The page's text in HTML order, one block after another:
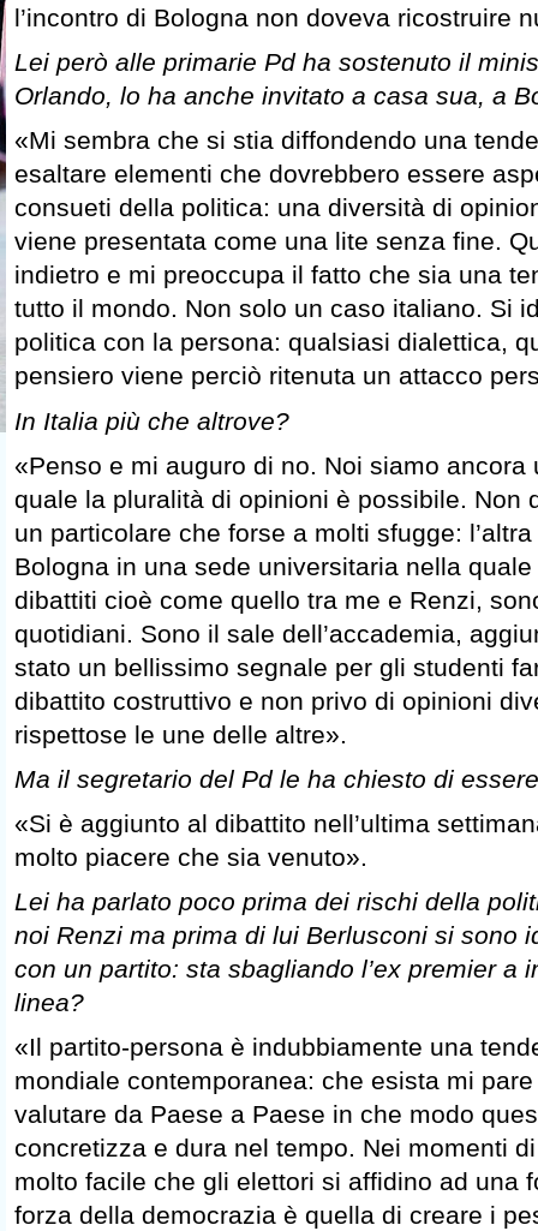
l’incontro di Bologna non doveva ricostruire
Lei però alle primarie Pd ha sostenuto il
Orlando, lo ha anche invitato a casa sua, a
«Mi sembra che si stia diffondendo una
esaltare elementi che dovrebbero essere
consueti della politica: una diversità di
viene presentata come una lite senza fine.
indietro e mi preoccupa il fatto che sia una
tutto il mondo. Non solo un caso italiano. Si
politica con la persona: qualsiasi dialettica,
pensiero viene perciò ritenuta un attacco
In Italia più che altrove?
«Penso e mi auguro di no. Noi siamo ancora
quale la pluralità di opinioni è possibile. Non
un particolare che forse a molti sfugge:
Bologna in una sede universitaria nella
dibattiti cioè come quello tra me e Renzi,
quotidiani. Sono il sale dell’accademia,
stato un bellissimo segnale per gli studenti
dibattito costruttivo e non privo di opinioni
rispettose le une delle altre».
Ma il segretario del Pd le ha chiesto di
«Si è aggiunto al dibattito nell’ultima
molto piacere che sia venuto».
Lei ha parlato poco prima dei rischi della
noi Renzi ma prima di lui Berlusconi si sono
con un partito: sta sbagliando l’ex premier a
linea?
«Il partito-persona è indubbiamente una
mondiale contemporanea: che esista mi
valutare da Paese a Paese in che modo
concretizza e dura nel tempo. Nei momenti
molto facile che gli elettori si affidino ad una
forza della democrazia è quella di creare i